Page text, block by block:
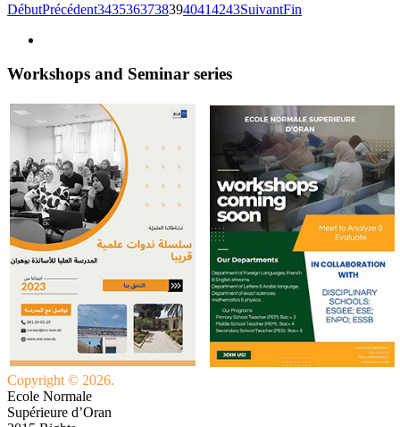
DébutPrécédent34353637383940414243SuivantFin
Workshops and Seminar series
Copyright © 2026.
Ecole Normale
Supérieure d’Oran